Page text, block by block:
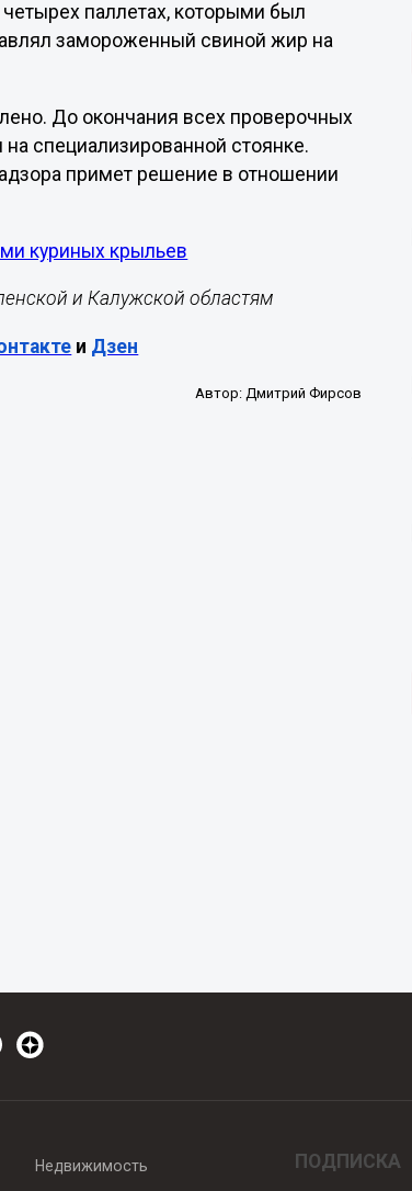
паллетах, которыми был
замороженный свиной жир на
До окончания всех проверочных
специализированной стоянке.
примет решение в отношении
куриных крыльев
и Калужской областям
и Дзен
Автор: Дмитрий Фирсов
Недвижимость ПОДПИСКА